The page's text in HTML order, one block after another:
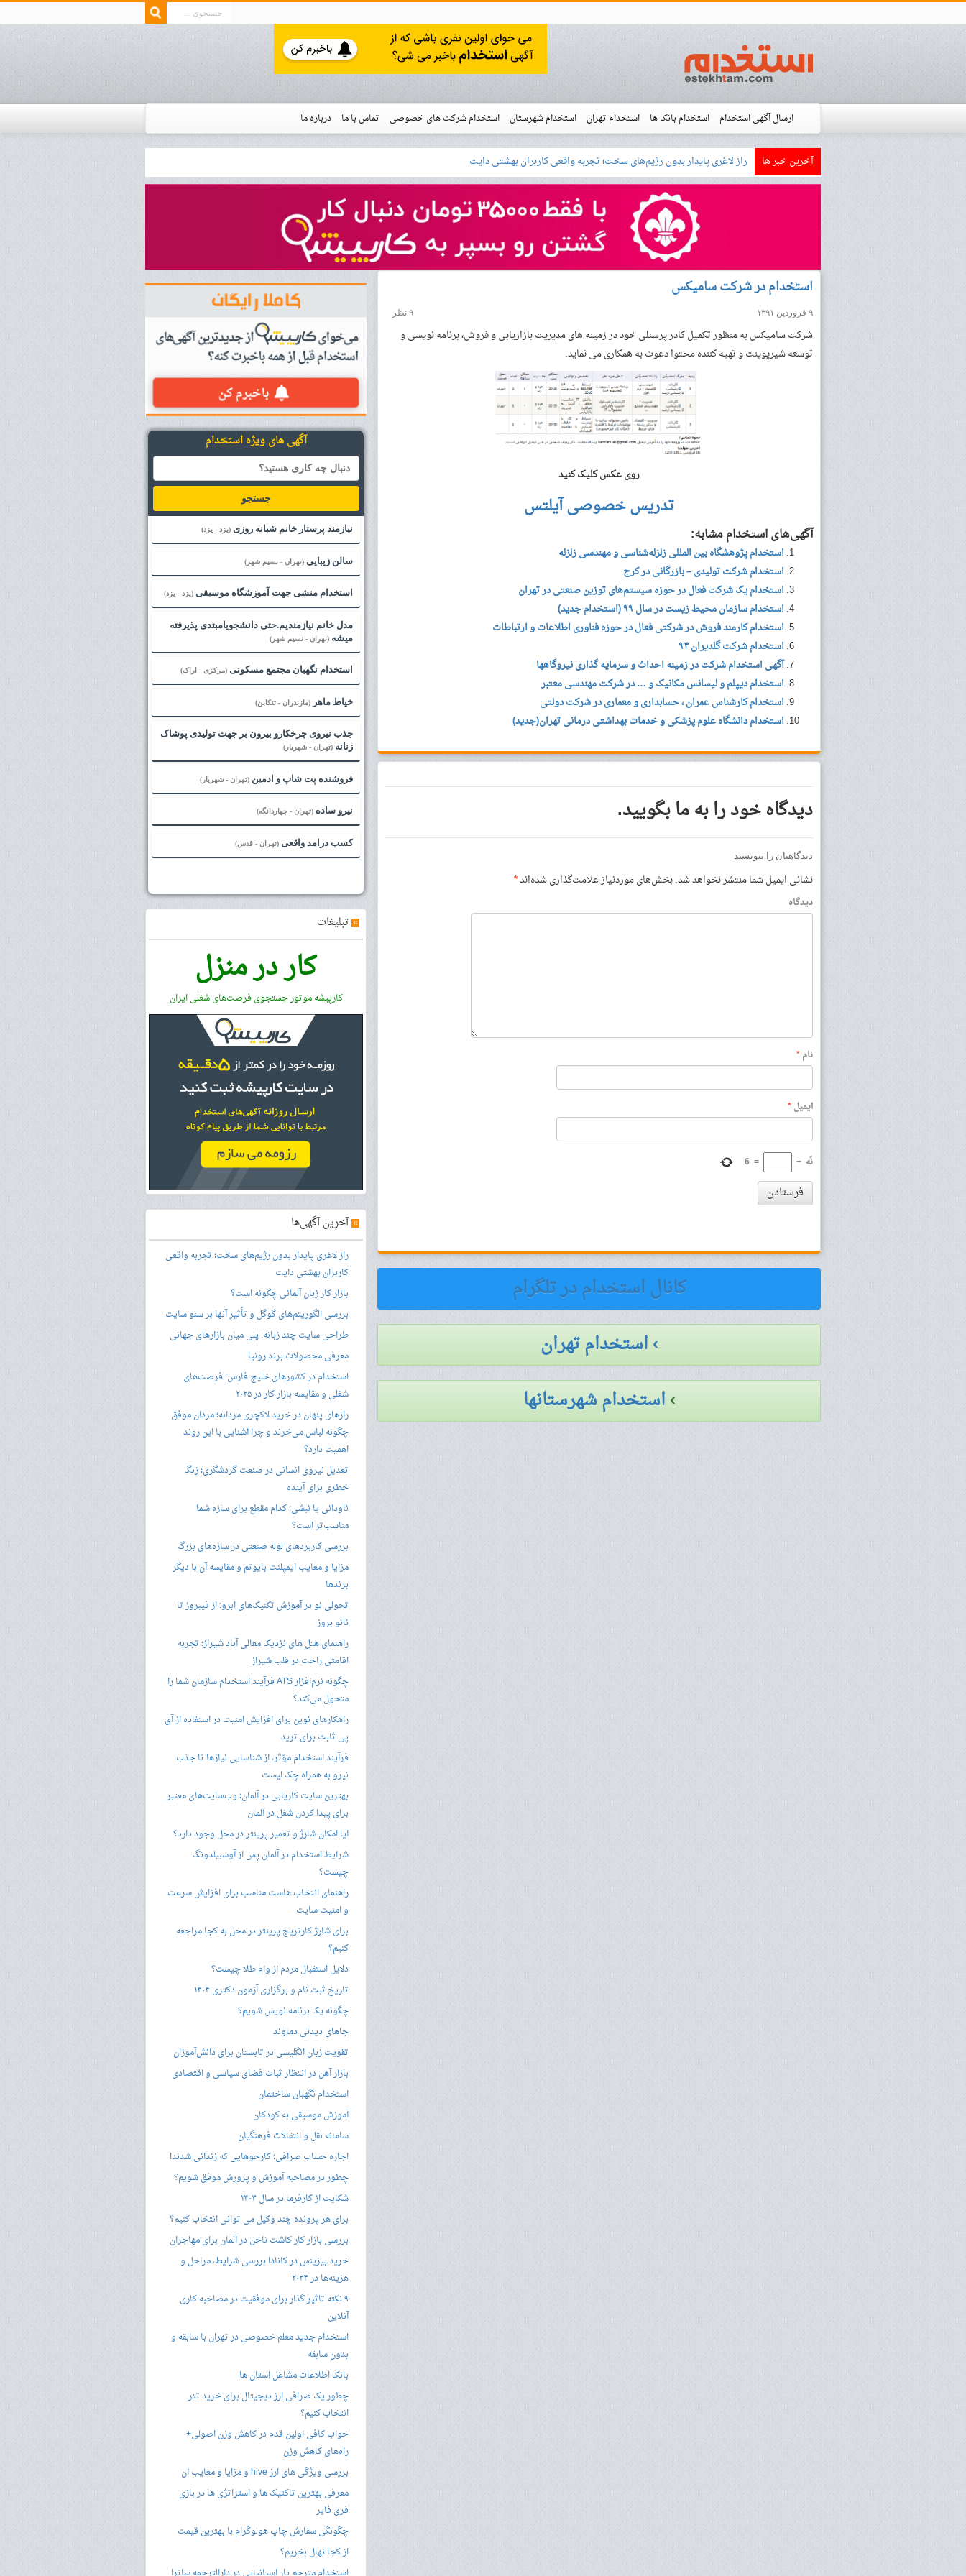
ارسال آگهی استخدام استخدام بانک ها استخدام تهران استخدام شهرستان استخدام شرکت های خصوصی تماس با ما
درباره ما
نوار زمان استخدام
استخدام شده ها
آموزش فروشگاه استخدام
آخرین خبر ها بازار کار زبان آلمانی چگونه
استخدام در شرکت سامیکس
۹ فروردین ۱۳۹۱ ۹ نظر
شرکت سامیکس به منظور تکمیل کادر پرسنلی خود در زمینه های مدیریت بازاریابی و فروش، برنامه نویسی و
توسعه شیرپوینت و تهیه کننده محتوا دعوت به همکاری می نماید.
روی عکس کلیک کنید
تدریس خصوصی آیلتس
آگهی‌های استخدام مشابه:
استخدام پژوهشگاه بین المللی زلزله‌شناسی و مهندسی زلزله
استخدام شرکت تولیدی – بازرگانی در کرج
استخدام یک شرکت فعال در حوزه سیستم‌های توزین صنعتی در تهران
استخدام سازمان محیط زیست در سال ۹۹ (استخدام جدید)
استخدام کارمند فروش در شرکتی فعال در حوزه فناوری اطلاعات و ارتباطات
استخدام شرکت گلدیران ۹۴
آگهی استخدام شرکت در زمینه احداث و سرمایه گذاری نیروگاهها
استخدام دیپلم و لیسانس مکانیک و … در شرکت مهندسی معتبر
استخدام کارشناس عمران ، حسابداری و معماری در شرکت دولتی
استخدام دانشگاه علوم پزشکی و خدمات بهداشتی درمانی تهران(جدید)
دیدگاه خود را به ما بگویید.
دیدگاهتان را بنویسید
نشانی ایمیل شما منتشر نخواهد شد.بخش‌های موردنیاز علامت‌گذاری شده‌اند*
دیدگاه
نام*
ایمیل*
نُه −
=
6
فرستادن
کانال استخدام در تلگرام
› استخدام تهران
›استخدام شهرستانها
آگهی های ویژه استخدام
جستجو
نیازمند پرستار خانم شبانه روزی (یزد - یزد)
سالن زیبایی (تهران - نسیم شهر)
استخدام منشی جهت آموزشگاه موسیقی (یزد - یزد)
مدل خانم نیازمندیم.حتی دانشجویامبتدی پذیرفته
میشه (تهران - نسیم شهر)
استخدام نگهبان مجتمع مسکونی (مرکزی - اراک)
خیاط ماهر (مازندران - تنکابن)
جذب نیروی چرخکارو بیرون بر جهت تولیدی پوشاک
زنانه (تهران - شهریار)
فروشنده پت شاپ و ادمین (تهران - شهریار)
نیرو ساده (تهران - چهاردانگه)
کسب درامد واقعی (تهران - قدس)
»تبلیغات
کار در منزل
کارپیشه موتور جستجوی فرصت‌های شغلی ایران
»آخرین آگهی‌ها
راز لاغری پایدار بدون رژیم‌های سخت؛ تجربه واقعی
کاربران بهشتی دایت
بازار کار زبان آلمانی چگونه است؟
بررسی الگوریتم‌های گوگل و تأثیر آنها بر سئو سایت
طراحی سایت چند زبانه: پلی میان بازارهای جهانی
معرفی محصولات برند رونیا
استخدام در کشورهای خلیج فارس: فرصت‌های
شغلی و مقایسه بازار کار در ۲۰۲۵
رازهای پنهان در خرید لاکچری مردانه؛ مردان موفق
چگونه لباس می‌خرند و چرا آشنایی با این روند
اهمیت دارد؟
تعدیل نیروی انسانی در صنعت گردشگری؛ زنگ
خطری برای آینده
ناودانی یا نبشی؛ کدام مقطع برای سازه شما
مناسب‌تر است؟
بررسی کاربردهای لوله صنعتی در سازه‌های بزرگ
مزایا و معایب ایمپلنت بایوتم و مقایسه آن با دیگر
برندها
تحولی نو در آموزش تکنیک‌های ابرو: از فیبروز تا
نانو بروز
راهنمای هتل های نزدیک معالی آباد شیراز؛ تجربه
اقامتی راحت در قلب شیراز
چگونه نرم‌افزار ATS فرآیند استخدام سازمان شما را
متحول می‌کند؟
راهکارهای نوین برای افزایش امنیت در استفاده از آی
پی ثابت برای ترید
فرآیند استخدام مؤثر، از شناسایی نیازها تا جذب
نیرو به همراه چک لیست
بهترین سایت کاریابی در آلمان؛ وب‌سایت‌های معتبر
برای پیدا کردن شغل در آلمان
آیا امکان شارژ و تعمیر پرینتر در محل وجود دارد؟
شرایط استخدام در آلمان پس از آوسبیلدونگ
چیست؟
راهنمای انتخاب هاست مناسب برای افزایش سرعت
و امنیت سایت
برای شارژ کارتریج پرینتر در محل به کجا مراجعه
کنیم؟
دلایل استقبال مردم از وام طلا چیست؟
تاریخ ثبت نام و برگزاری آزمون دکتری ۱۴۰۴
چگونه یک برنامه نویس شویم؟
جاهای دیدنی دماوند
تقویت زبان انگلیسی در تابستان برای دانش‌آموزان
بازار آهن در انتظار ثبات فضای سیاسی و اقتصادی
استخدام نگهبان ساختمان
آموزش موسیقی به کودکان
سامانه نقل و انتقالات فرهنگیان
اجاره حساب صرافی؛ کارجوهایی که زندانی شدند!
چطور در مصاحبه‌ آموزش و پرورش موفق شویم؟
شکایت از کارفرما در سال ۱۴۰۳
برای هر پرونده چند وکیل می توانی انتخاب کنیم؟
بررسی بازار کار کاشت ناخن در آلمان برای مهاجران
خرید بیزینس در کانادا بررسی شرایط، مراحل و
هزینه‌ها در ۲۰۲۴
۹ نکته تاثیر گذار برای موفقیت در مصاحبه کاری
آنلاین
استخدام جدید معلم خصوصی در تهران با سابقه و
بدون سابقه
بانک اطلاعات مشاغل استان ها
چطور یک صرافی ارز دیجیتال برای خرید تتر
انتخاب کنیم؟
خواب کافی اولین قدم در کاهش وزن اصولی+
راه‌های کاهش وزن
بررسی ویژگی های ارز hive و مزایا و معایب آن
معرفی بهترین تاکتیک ها و استراتژی ها در بازی
فری فایر
چگونگی سفارش چاپ هولوگرام با بهترین قیمت
از کجا نهال بخریم؟